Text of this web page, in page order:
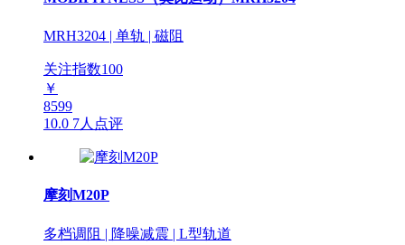
MRH3204 | 单轨 | 磁阻
关注指数100
￥
8599
10.0 7人点评
摩刻M20P
多档调阻 | 降噪减震 | L型轨道